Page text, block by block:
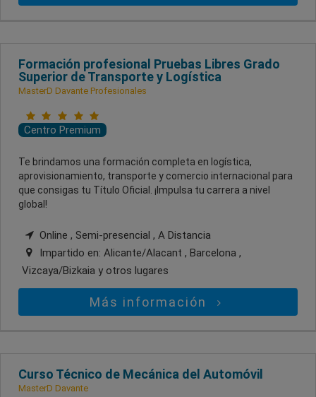
Formación profesional Pruebas Libres Grado
Superior de Transporte y Logística
MasterD Davante Profesionales
Centro Premium
Te brindamos una formación completa en logística,
aprovisionamiento, transporte y comercio internacional para
que consigas tu Título Oficial. ¡Impulsa tu carrera a nivel
global!
Online , Semi-presencial , A Distancia
Impartido en: Alicante/Alacant , Barcelona ,
Vizcaya/Bizkaia y otros lugares
Más información
Curso Técnico de Mecánica del Automóvil
MasterD Davante